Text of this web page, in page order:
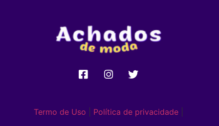
Termo de Uso Política de privacidade|